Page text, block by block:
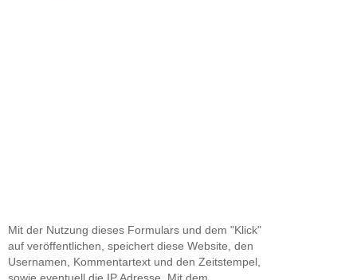
Mit der Nutzung dieses Formulars und dem "Klick"
auf veröffentlichen, speichert diese Website, den
Usernamen, Kommentartext und den Zeitstempel,